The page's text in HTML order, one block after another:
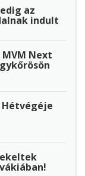
az
indult
Next
Hétvégéje